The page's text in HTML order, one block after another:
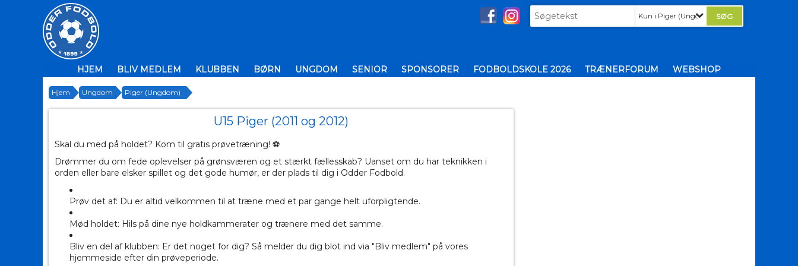
Kun i Piger (Ungdom)
HJEM BLIV MEDLEM KLUBBEN BØRN UNGDOM SENIOR SPONSORER FODBOLDSKOLE 2026 TRÆNERFORUM WEBSHOP
Hjem Ungdom Piger (Ungdom)
U15 Piger (2011 og 2012)
Skal du med på holdet? Kom til gratis prøvetræning! ⚽️
Drømmer du om fede oplevelser på grønsværen og et stærkt fællesskab? Uanset om du har teknikken i
orden eller bare elsker spillet og det gode humør, er der plads til dig i Odder Fodbold.
Prøv det af: Du er altid velkommen til at træne med et par gange helt uforpligtende.
Mød holdet: Hils på dine nye holdkammerater og trænere med det samme.
Bliv en del af klubben: Er det noget for dig? Så melder du dig blot ind via "Bliv medlem" på vores
hjemmeside efter din prøveperiode.